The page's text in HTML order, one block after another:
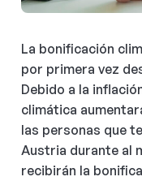
La bonificación
por primera vez
Debido a la
climática
las personas que
Austria durante al
recibirán la